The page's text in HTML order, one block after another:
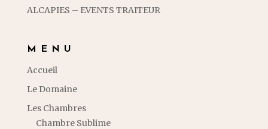
ALCAPIES – EVENTS TRAITEUR
MENU
Accueil
Le Domaine
Les Chambres
Chambre Sublime